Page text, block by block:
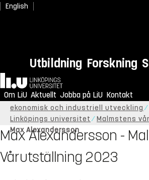
English
Utbildning Forskning
Hem
Om LiU Aktuellt Jobba på LiU Kontakt
Start Om LiU Organisation
ekonomisk och industriell utveckling
Linköpings universitet
Malmstens
Max Alexandersson
Max Alexandersson -
Vårutställning 2023